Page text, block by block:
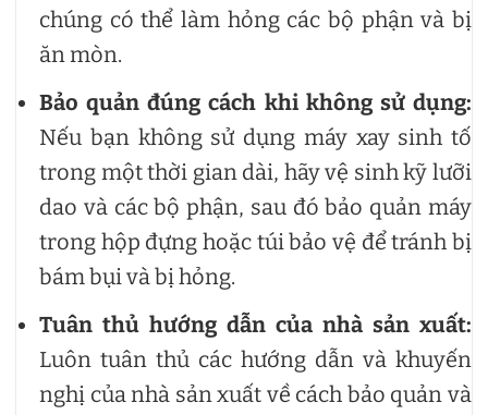
chúng có thể làm hỏng các bộ phận và bị
ăn mòn.
Bảo quản đúng cách khi không sử dụng:
Nếu bạn không sử dụng máy xay sinh tố
trong một thời gian dài, hãy vệ sinh kỹ lưỡi
dao và các bộ phận, sau đó bảo quản máy
trong hộp đựng hoặc túi bảo vệ để tránh bị
bám bụi và bị hỏng.
Tuân thủ hướng dẫn của nhà sản xuất:
Luôn tuân thủ các hướng dẫn và khuyến
nghị của nhà sản xuất về cách bảo quản và